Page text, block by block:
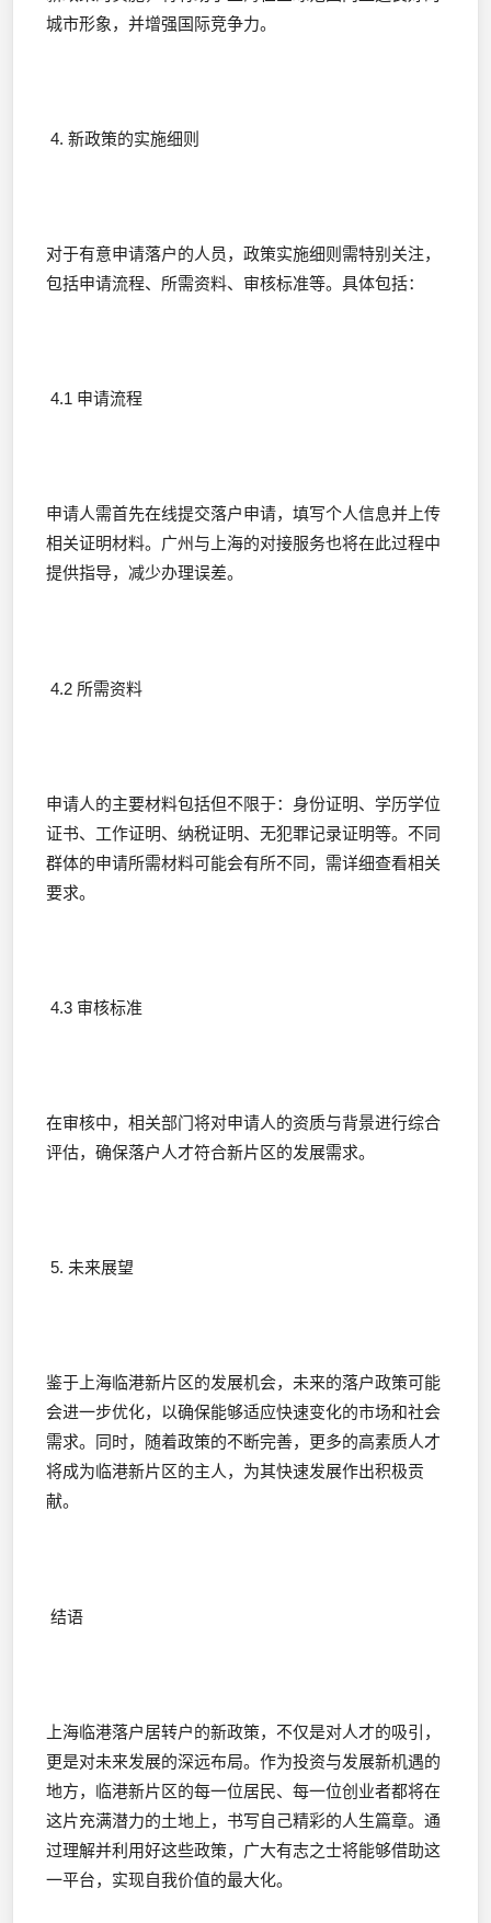
城市形象，并增强国际竞争力。
4. 新政策的实施细则
对于有意申请落户的人员，政策实施细则需特别关注，
包括申请流程、所需资料、审核标准等。具体包括：
4.1 申请流程
申请人需首先在线提交落户申请，填写个人信息并上传
相关证明材料。广州与上海的对接服务也将在此过程中
提供指导，减少办理误差。
4.2 所需资料
申请人的主要材料包括但不限于：身份证明、学历学位
证书、工作证明、纳税证明、无犯罪记录证明等。不同
群体的申请所需材料可能会有所不同，需详细查看相关
要求。
4.3 审核标准
在审核中，相关部门将对申请人的资质与背景进行综合
评估，确保落户人才符合新片区的发展需求。
5. 未来展望
鉴于上海临港新片区的发展机会，未来的落户政策可能
会进一步优化，以确保能够适应快速变化的市场和社会
需求。同时，随着政策的不断完善，更多的高素质人才
将成为临港新片区的主人，为其快速发展作出积极贡
献。
结语
上海临港落户居转户的新政策，不仅是对人才的吸引，
更是对未来发展的深远布局。作为投资与发展新机遇的
地方，临港新片区的每一位居民、每一位创业者都将在
这片充满潜力的土地上，书写自己精彩的人生篇章。通
过理解并利用好这些政策，广大有志之士将能够借助这
一平台，实现自我价值的最大化。